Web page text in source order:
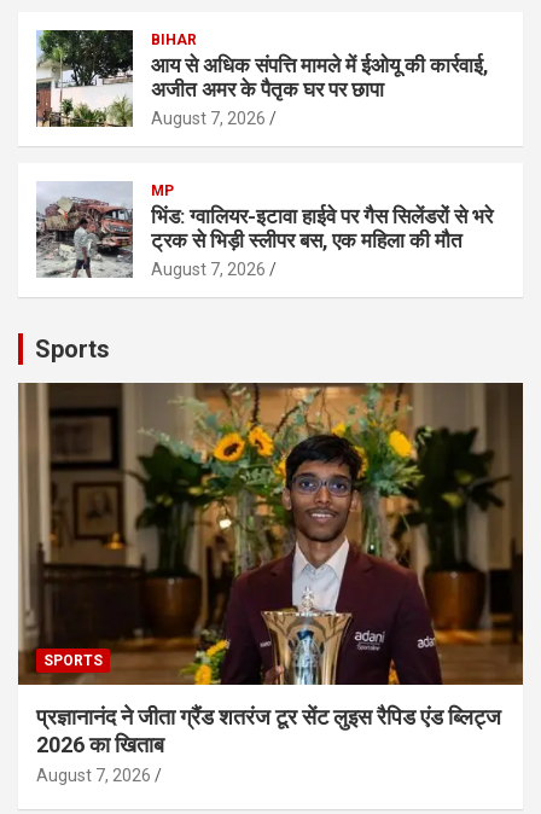
BIHAR
आय से अधिक संपत्ति मामले में ईओयू की कार्रवाई,
अजीत अमर के पैतृक घर पर छापा
August 7, 2026
MP
भिंड: ग्वालियर-इटावा हाईवे पर गैस सिलेंडरों से भरे
ट्रक से भिड़ी स्लीपर बस, एक महिला की मौत
August 7, 2026
Sports
SPORTS
प्रज्ञानानंद ने जीता ग्रैंड शतरंज टूर सेंट लुइस रैपिड एंड ब्लिट्ज
2026 का खिताब
August 7, 2026